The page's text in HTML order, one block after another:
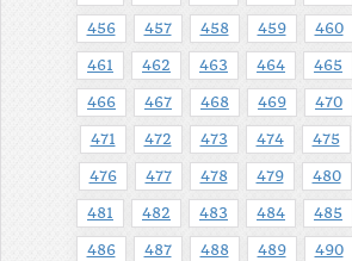
456 457 458 459 460
461 462 463 464 465
466 467 468 469 470
471 472 473 474 475
476 477 478 479 480
481 482 483 484 485
486 487 488 489 490